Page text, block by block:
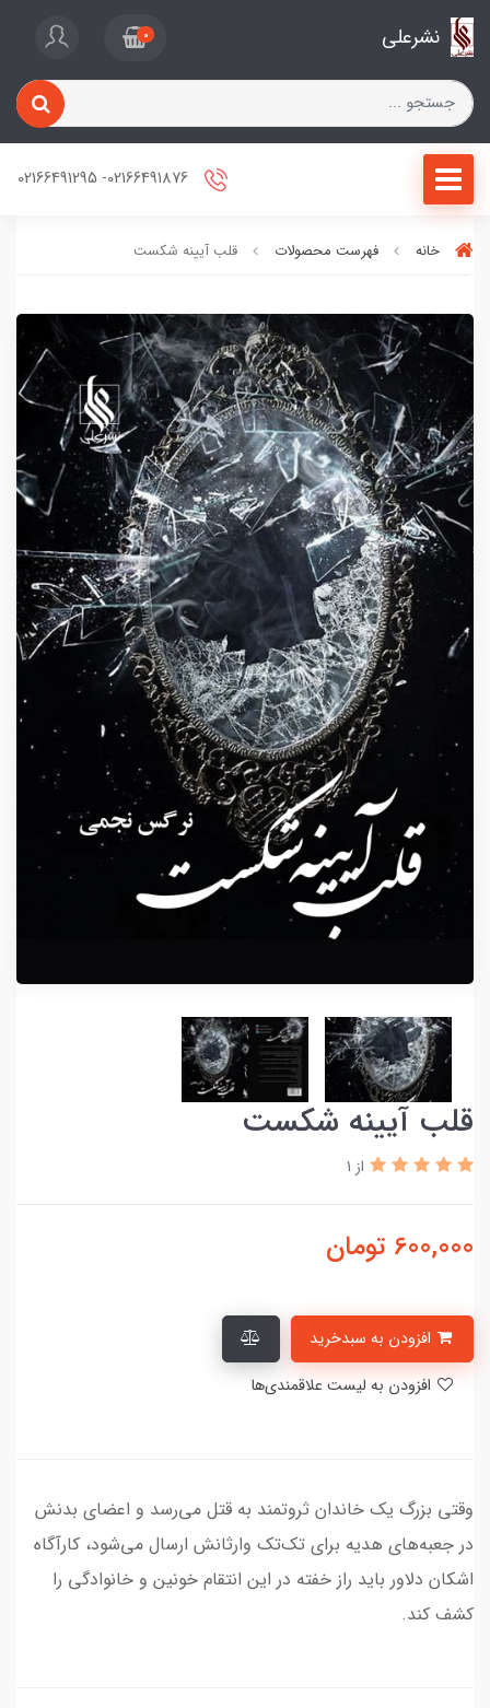
نشرعلی 0
خانه فهرست محصولات قلب آیینه شکست
قلب آیینه شکست
از 1
600,000 تومان
وقتی بزرگ یک خاندان ثروتمند به قتل می‌رسد و اعضای بدنش
در جعبه‌های هدیه برای تک‌تک وارثانش ارسال می‌شود، کارآگاه
اشکان دلاور باید راز خفته در این انتقام خونین و خانوادگی را
کشف کند.